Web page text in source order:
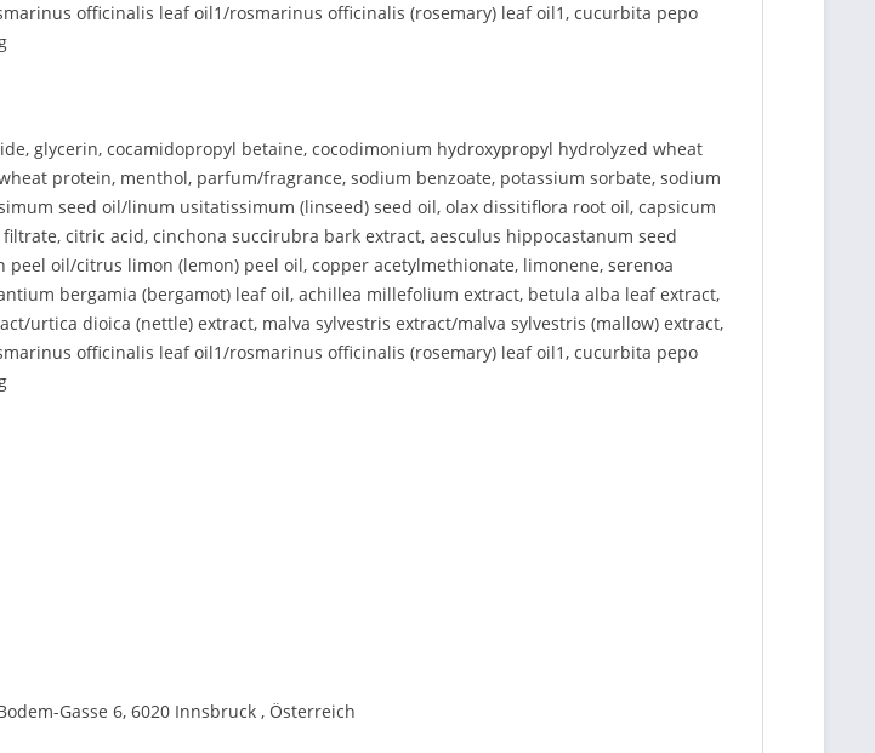
officinalis leaf oil1/rosmarinus officinalis (rosemary) leaf oil1, cucurbita pepo
glycerin, cocamidopropyl betaine, cocodimonium hydroxypropyl hydrolyzed wheat
protein, menthol, parfum/fragrance, sodium benzoate, potassium sorbate, sodium
seed oil/linum usitatissimum (linseed) seed oil, olax dissitiflora root oil, capsicum
citric acid, cinchona succirubra bark extract, aesculus hippocastanum seed
oil/citrus limon (lemon) peel oil, copper acetylmethionate, limonene, serenoa
bergamia (bergamot) leaf oil, achillea millefolium extract, betula alba leaf extract,
urtica dioica (nettle) extract, malva sylvestris extract/malva sylvestris (mallow) extract,
officinalis leaf oil1/rosmarinus officinalis (rosemary) leaf oil1, cucurbita pepo
Gasse 6, 6020 Innsbruck , Österreich